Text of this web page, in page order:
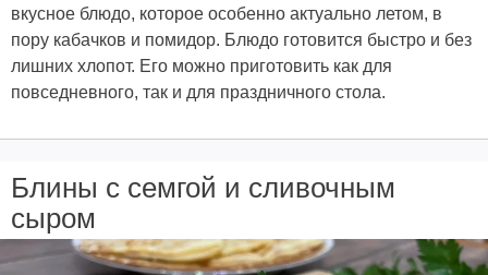
вкусное блюдо, которое особенно актуально летом, в
пору кабачков и помидор. Блюдо готовится быстро и без
лишних хлопот. Его можно приготовить как для
повседневного, так и для праздничного стола.
Блины с семгой и сливочным
сыром